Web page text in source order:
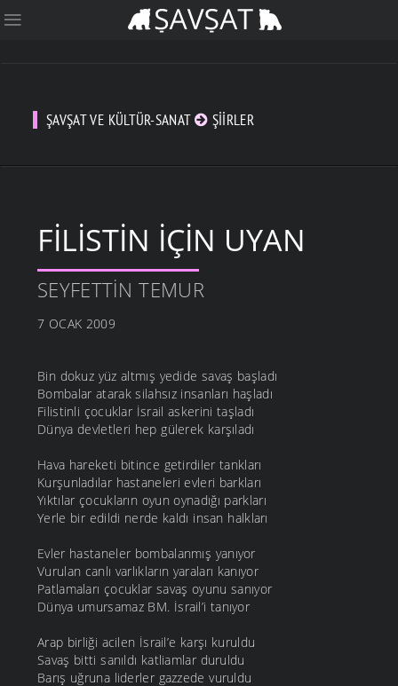
ŞAVŞAT VE KÜLTÜR-SANAT ŞIIRLER
FILISTIN İÇIN UYAN
SEYFETTIN TEMUR
7 OCAK 2009
Bin dokuz yüz altmış yedide savaş başladı
Bombalar atarak silahsız insanları haşladı
Filistinli çocuklar İsrail askerini taşladı
Dünya devletleri hep gülerek karşıladı
Hava hareketi bitince getirdiler tankları
Kurşunladılar hastaneleri evleri barkları
Yıktılar çocukların oyun oynadığı parkları
Yerle bir edildi nerde kaldı insan halkları
Evler hastaneler bombalanmış yanıyor
Vurulan canlı varlıkların yaraları kanıyor
Patlamaları çocuklar savaş oyunu sanıyor
Dünya umursamaz BM. İsrail’i tanıyor
Arap birliği acilen İsrail’e karşı kuruldu
Savaş bitti sanıldı katliamlar duruldu
Barış uğruna liderler gazzede vuruldu